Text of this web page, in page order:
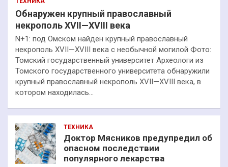
Обнаружен крупный православный
некрополь XVII—XVIII века
N+1: под Омском найден крупный православный
некрополь XVII—XVIII века с необычной могилой Фото:
Томский государственный университет Археологи из
Томского государственного университета обнаружили
крупный православный некрополь XVII—XVIII века, в
котором находилась…
ТЕХНИКА
Доктор Мясников предупредил об
опасном последствии
популярного лекарства